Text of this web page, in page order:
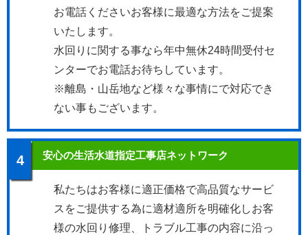
お電話くださいお客様に最適な方法をご提案
いたします。
水回りに関する事なら年中無休24時間受付セ
ンターでお電話お待ちしています。
※離島・山岳地など様々な事情にで対応でき
ない事もございます。
4 安心の生活水道指定工事店ネットワーク
私たちはお客様に適正価格で高品質なサービ
スをご提供する為に適材適所を明確化しお客
様の水回り修理、トラブル工事の内容に沿っ